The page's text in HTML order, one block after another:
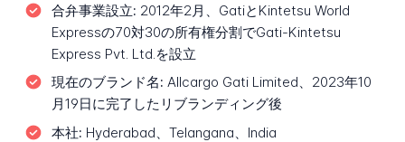
合弁事業設立: 2012年2月、GatiとKintetsu World
Expressの70対30の所有権分割でGati-Kintetsu
Express Pvt. Ltd.を設立
現在のブランド名: Allcargo Gati Limited、2023年10
月19日に完了したリブランディング後
本社: Hyderabad、Telangana、India